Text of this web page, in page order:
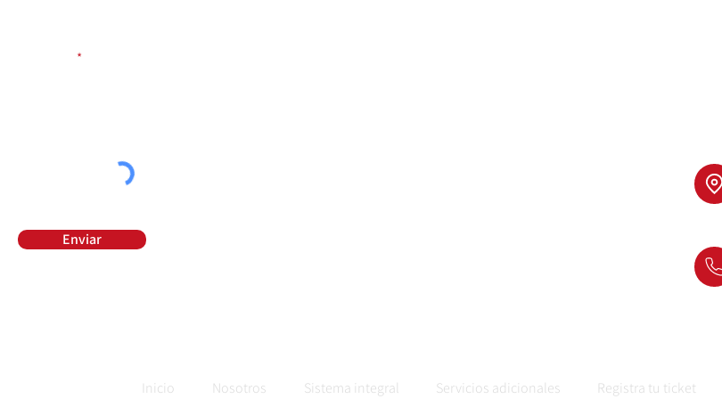
Enviar
Inicio Nosotros Sistema integral Servicios adicionales Registra tu ticket